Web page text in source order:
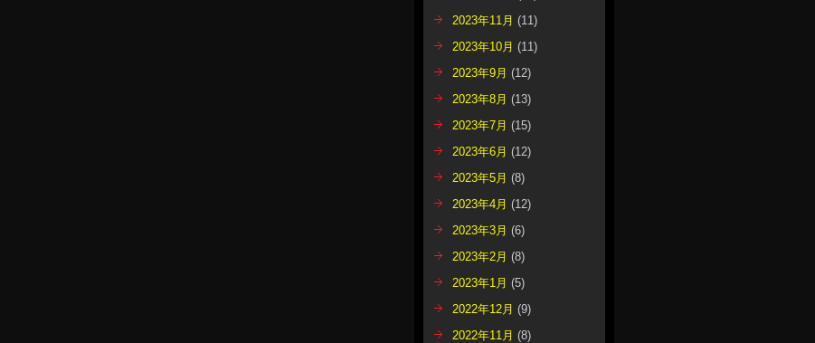
2023年11月 (11)
2023年10月 (11)
2023年9月 (12)
2023年8月 (13)
2023年7月 (15)
2023年6月 (12)
2023年5月 (8)
2023年4月 (12)
2023年3月 (6)
2023年2月 (8)
2023年1月 (5)
2022年12月 (9)
2022年11月 (8)